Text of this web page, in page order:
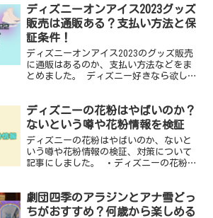
た。 ・冬ディズニーの靴のおすすめ ・
スニーカーでいくならこ...
ディズニーオンアイス2023グッズ
販売は通販ある？支払い方法と保
証条件！
ディズニーオンアイス2023のグッズ販売
に通販はあるのか、支払い方法などをま
とめました。 ディズニー好きなら欲しく
け買いに行けるかも気になりますよね。
・ネット販売の有...
ディズニーの花粉はやばいのか？
ないという噂や花粉情報を検証
ディズニーの花粉はやばいのか、ないと
いう噂や花粉情報の検証、対策について
記事にしました。 ・ディズニーの花粉は
報の検証と対策 ディズニーの花粉はやば
いのか？ ディズ...
劇団四季のアラジンとアナ雪どっ
ちがおすすめ？何歳から楽しめる